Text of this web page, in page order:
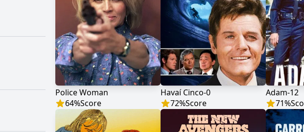
Police Woman
64%Score
Havaí Cinco-0
72%Score
Adam-12
71%